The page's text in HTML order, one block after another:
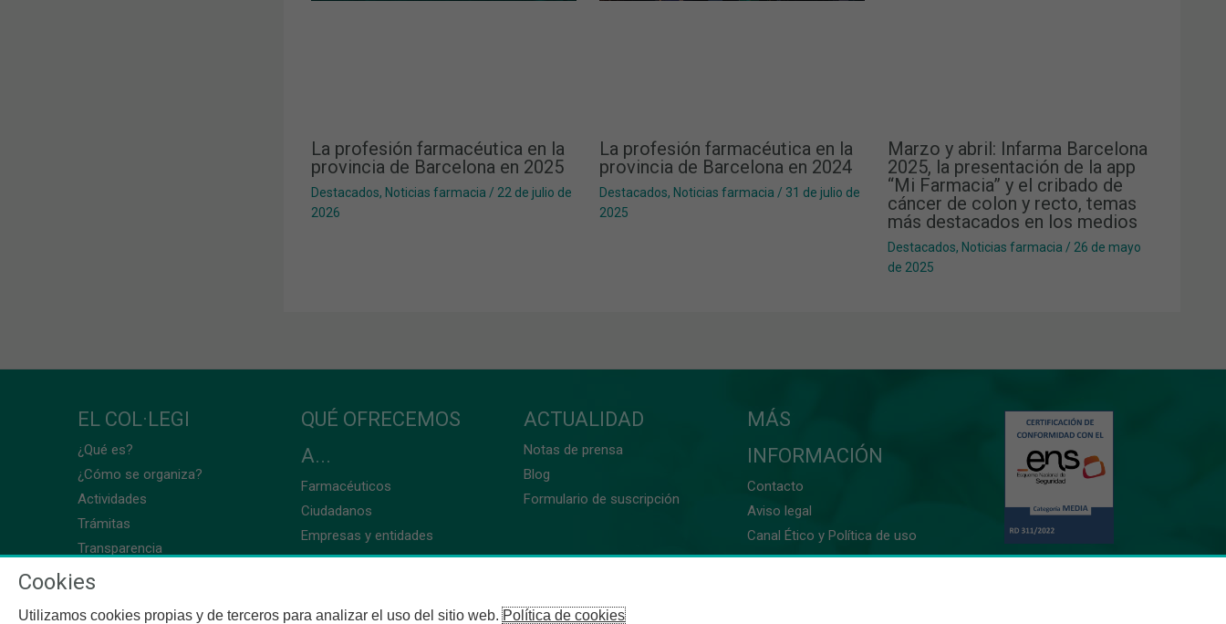
La profesión farmacéutica en la
provincia de Barcelona en 2025
Destacados, Noticias farmacia / 22 de julio de
2026
La profesión farmacéutica en la
provincia de Barcelona en 2024
Destacados, Noticias farmacia / 31 de julio de
2025
Marzo y abril: Infarma Barcelona
2025, la presentación de la app
“Mi Farmacia” y el cribado de
cáncer de colon y recto, temas
más destacados en los medios
Destacados, Noticias farmacia / 26 de mayo
de 2025
EL COL·LEGI
¿Qué es?
¿Cómo se organiza?
Actividades
Trámitas
Transparencia
QUÉ OFRECEMOS
A...
Farmacéuticos
Ciudadanos
Empresas y entidades
ACTUALIDAD
Notas de prensa
Blog
Formulario de suscripción
MÁS
INFORMACIÓN
Contacto
Aviso legal
Canal Ético y Política de uso
Cookies
Utilizamos cookies propias y de terceros para analizar el uso del sitio web.Política de cookies